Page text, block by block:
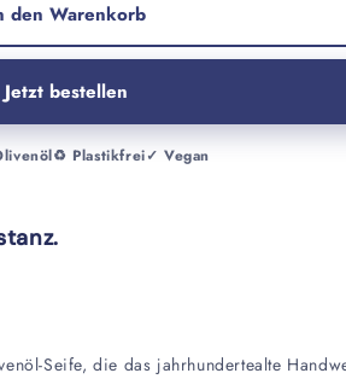
den Warenkorb
Jetzt bestellen
♻️ Plastikfrei✓ Vegan
Seife, die das jahrhundertealte